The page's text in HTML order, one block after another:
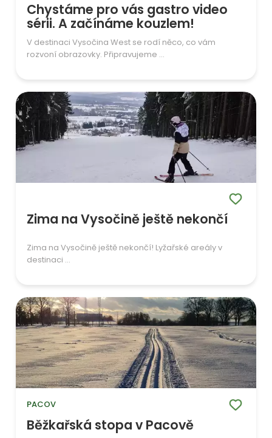
Chystáme pro vás gastro video
sérii. A začínáme kouzlem!
V destinaci Vysočina West se rodí něco, co vám
rozvoní obrazovky. Připravujeme ...
Zima na Vysočině ještě nekončí
Zima na Vysočině ještě nekončí! Lyžařské areály v
destinaci ...
PACOV
Běžkařská stopa v Pacově